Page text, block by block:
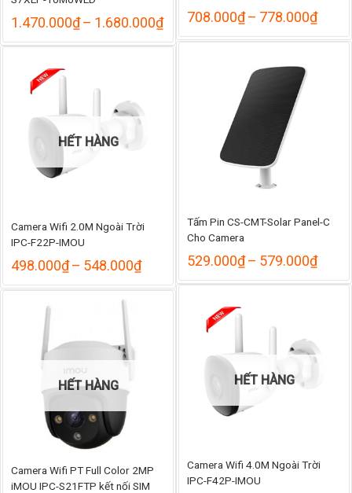
708.000₫– 778.000₫
từ
1.470.000₫– 1.680.000₫Khoảng
giá:
từ
Tấm Pin CS-CMT-Solar Panel-C
Cho Camera
529.000₫– 579.000₫
từ
HẾT HÀNG
Camera Wifi 2.0M Ngoài Trời
IPC-F22P-IMOU
498.000₫– 548.000₫Khoảng
từ
HẾT HÀNG
Camera Wifi 4.0M Ngoài Trời
IPC-F42P-IMOU
HẾT HÀNG
Camera Wifi PT Full Color 2MP
iMOU IPC-S21FTP kết nối SIM